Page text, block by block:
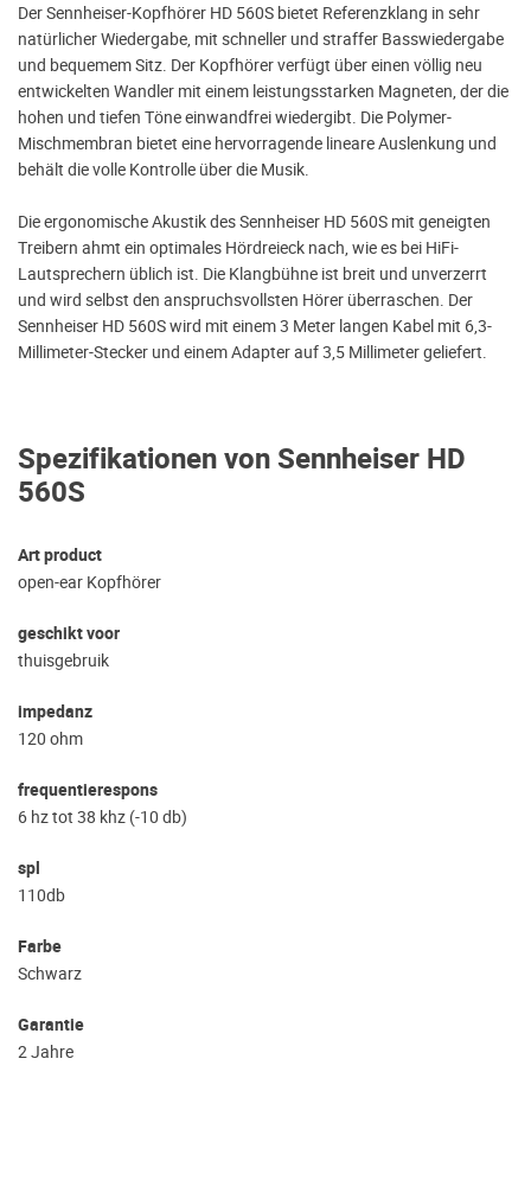
Spezifikationen von Sennheiser HD
560S
Art product
open-ear Kopfhörer
geschikt voor
thuisgebruik
impedanz
120 ohm
frequentierespons
6 hz tot 38 khz (-10 db)
spl
110db
Farbe
Schwarz
Garantie
2 Jahre
Der Sennheiser-Kopfhörer HD 560S bietet Referenzklang in sehr
natürlicher Wiedergabe, mit schneller und straffer Basswiedergabe
und bequemem Sitz. Der Kopfhörer verfügt über einen völlig neu
entwickelten Wandler mit einem leistungsstarken Magneten, der die
hohen und tiefen Töne einwandfrei wiedergibt. Die Polymer-
Mischmembran bietet eine hervorragende lineare Auslenkung und
behält die volle Kontrolle über die Musik.
Die ergonomische Akustik des Sennheiser HD 560S mit geneigten
Treibern ahmt ein optimales Hördreieck nach, wie es bei HiFi-
Lautsprechern üblich ist. Die Klangbühne ist breit und unverzerrt
und wird selbst den anspruchsvollsten Hörer überraschen. Der
Sennheiser HD 560S wird mit einem 3 Meter langen Kabel mit 6,3-
Millimeter-Stecker und einem Adapter auf 3,5 Millimeter geliefert.